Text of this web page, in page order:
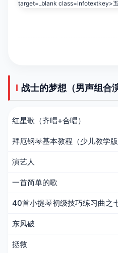
战士的梦想（男声组合
红星歌（齐唱+合唱）
拜厄钢琴基本教程（少儿教学
演艺人
一首简单的歌
40首小提琴初级技巧练习曲之
东风破
拯救